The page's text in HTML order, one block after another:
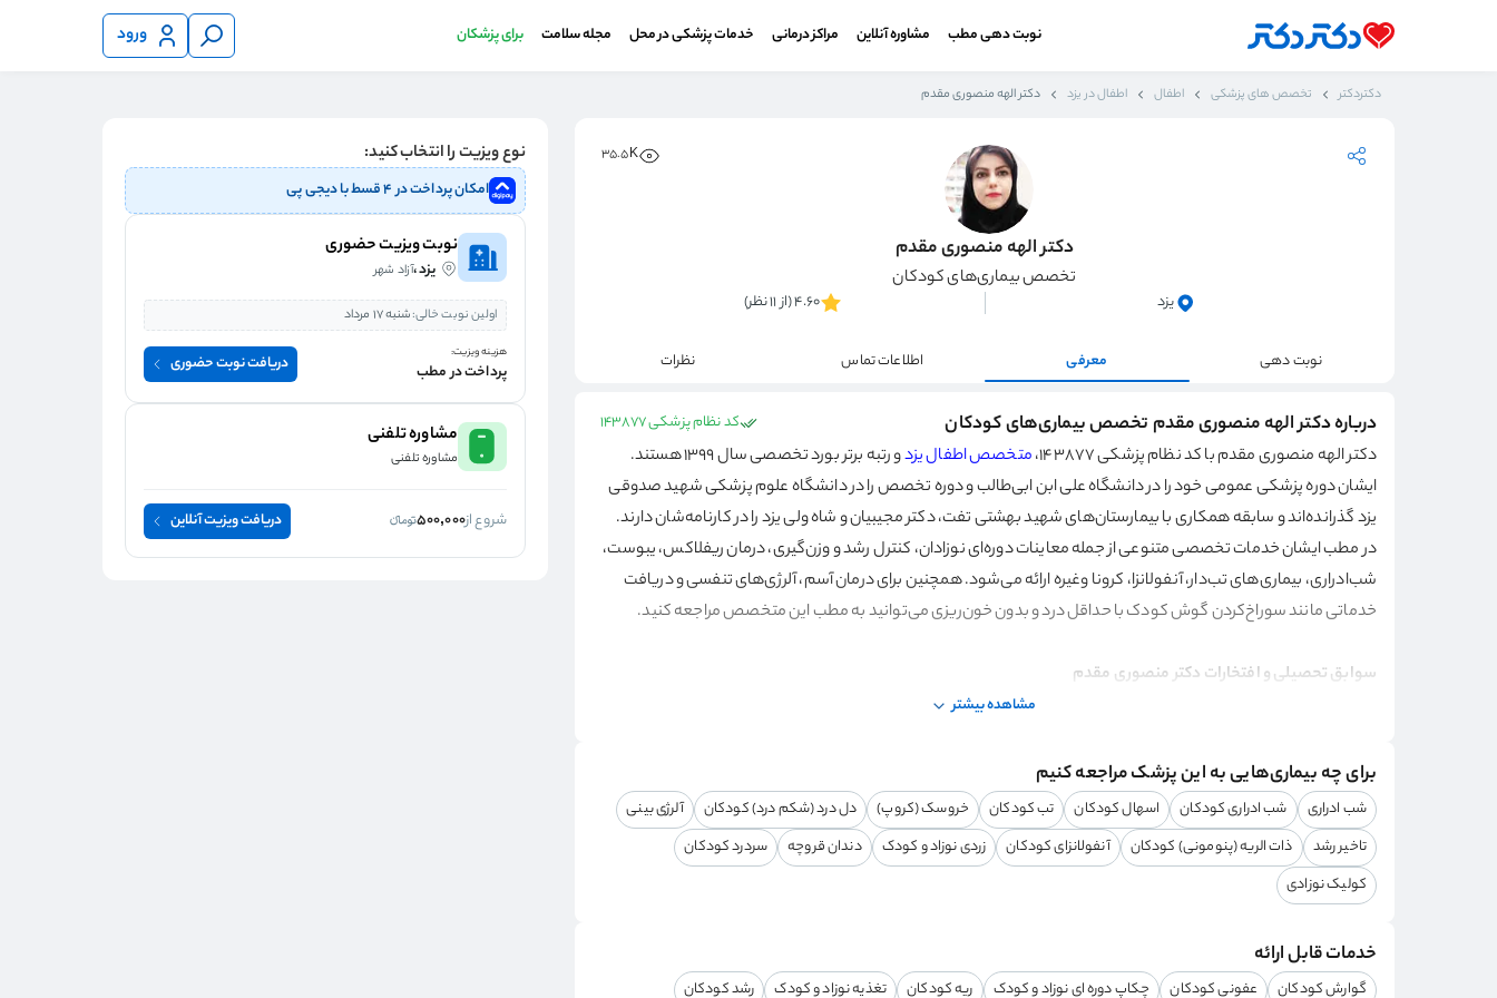
ورود نوبت دهی مطب مشاوره آنلاین مراکز درمانی خدمات پزشکی در محل مجله سلامت برای پزشکان
دکتردکتر تخصص های پزشکی اطفال اطفال در یزد دکتر الهه منصوری مقدم
35.5K
دکتر الهه منصوری مقدم
تخصص بیماری‌های کودکان
یزد 4.60 (از 11 نظر)
نوبت دهی معرفی اطلاعات تماس نظرات
نوع ویزیت را انتخاب کنید:
امکان پرداخت در ۴ قسط با دیجی پی
نوبت ویزیت حضوری
یزد،آزاد شهر
اولین نوبت خالی:شنبه 17 مرداد
هزینه ویزیت:
پرداخت در مطب دریافت نوبت حضوری
مشاوره تلفنی
مشاوره تلفنی
شروع از500,000 دریافت ویزیت آنلاین
درباره دکتر الهه منصوری مقدم تخصص بیماری‌های کودکان کد نظام پزشکی 143877
دکتر الهه منصوری مقدم با کد نظام پزشکی ۱۴۳۸۷۷، متخصص اطفال یزد
و رتبه برتر بورد تخصصی سال ۱۳۹۹ هستند.
ایشان دوره پزشکی عمومی خود را در دانشگاه علی ابن ابی‌طالب و دوره تخصص را در دانشگاه علوم پزشکی شهید صدوقی
یزد گذرانده‌اند و سابقه همکاری با بیمارستان‌های شهید بهشتی تفت، دکتر مجیبیان و شاه ولی یزد را در کارنامه‌شان دارند.
در مطب ایشان خدمات تخصصی متنوعی از جمله معاینات دوره‌ای نوزادان، کنترل رشد و وزن‌گیری، درمان ریفلاکس، یبوست،
شب‌ادراری، بیماری‌های تب‌دار، آنفولانزا، کرونا وغیره ارائه می‌شود. همچنین برای درمان آسم، آلرژی‌های تنفسی و دریافت
خدماتی مانند سوراخ‌کردن گوش کودک با حداقل درد و بدون خون‌ریزی می‌توانید به مطب این متخصص مراجعه کنید.
سوابق تحصیلی و افتخارات دکتر منصوری مقدم
اخذ تخصص بیماری‌های کودکان
اخذ مدرک دکترای حرفه‌ای پزشکی
گذراندن دوره پزشکی عمومی در دانشگاه علوم پزشکی علی ابن ابی‌طالب
ایشان دوره تخصص خود را در دانشگاه علوم پزشکی شهید صدوقی یزد گذرانده‌اند و بیش از 6 سال سابقه کاری دارند.
در صورت مشاهده علائم و مشکلات زیر لازم است به پزشک متخصص مراجعه کنید:
تب بالا یا تب‌های مداوم و ناگهانی در نوزادان
مشاهده بیشتر
برای چه بیماری‌هایی به این پزشک مراجعه کنیم
شب ادراری شب ادراری کودکان اسهال کودکان تب کودکان خروسک (کروپ) دل درد (شکم درد) کودکان
آلرژی بینی
تاخیر رشد
ذات الریه (پنومونی) کودکان آنفولانزای کودکان زردی نوزاد و کودک دندان قروچه
سردرد کودکان
کولیک نوزادی
خدمات قابل ارائه
گوارش کودکان عفونی کودکان چکاپ دوره ای نوزاد و کودک ریه کودکان تغذیه نوزاد و کودک رشد کودکان